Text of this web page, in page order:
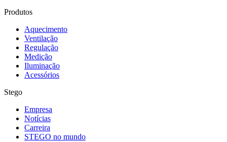
Produtos
Aquecimento
Ventilação
Regulação
Medição
Iluminação
Acessórios
Stego
Empresa
Notícias
Carreira
STEGO no mundo